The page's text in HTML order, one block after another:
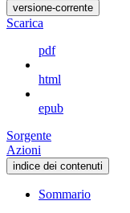
versione-corrente
Scarica
pdf
html
epub
Sorgente
Azioni
indice dei contenuti
Sommario